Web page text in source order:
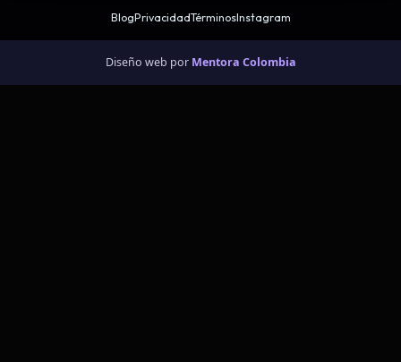
BlogPrivacidadTérminosInstagram
Diseño web por Mentora Colombia